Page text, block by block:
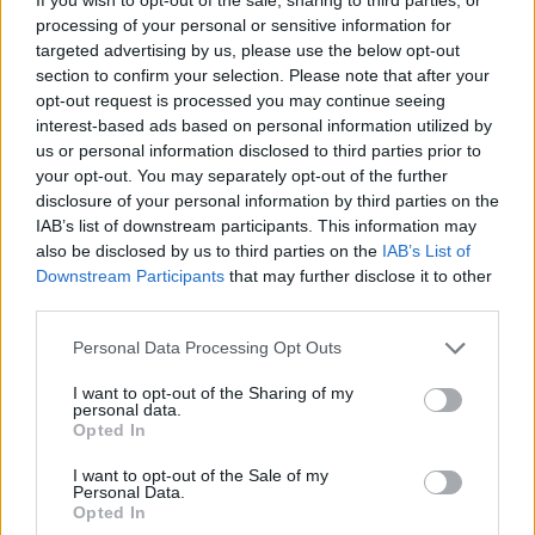
processing of your personal or sensitive information for
targeted advertising by us, please use the below opt-out
section to confirm your selection. Please note that after your
opt-out request is processed you may continue seeing
interest-based ads based on personal information utilized by
us or personal information disclosed to third parties prior to
your opt-out. You may separately opt-out of the further
disclosure of your personal information by third parties on the
IAB’s list of downstream participants. This information may
also be disclosed by us to third parties on the IAB’s List of
Downstream Participants that may further disclose it to other
Please note that this website/app uses one or more Google
not limited to your visit or usage behaviour. You may click to
grant or deny consent to Google and its third-party tags to
use your data for below specified purposes in below Google
consent section.
Personal Data Processing Opt Outs
I want to opt-out of the Sharing of my
personal data.
Opted In
I want to opt-out of the Sale of my
Personal Data.
Opted In
permettant ainsi de rester fidèle à votre stratégie malgré la
volatilité du marché.
Cette méthode simple est relativement facile à mettre en
œuvre, surtout pour les personnes ayant des compétences
de base en tableurs et plateformes de trading. Cependant,
il est essentiel de reconnaître qu’il ne s’agit pas du seul
moyen de gérer un portefeuille, notamment en ce qui
concerne la composante obligataire, où des stratégies
AUTEUR
Staff